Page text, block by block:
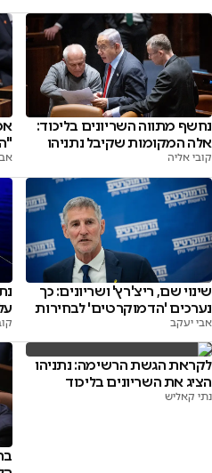
נחשף מתווה השריונים בליכוד:
אלה המקומות שקיבל נתניהו
קובי אליה
שינוי שם, ריצ'רץ' ושריונים: כך
נערכים 'הדמוקרטים' לבחירות
אבי יעקב
לקראת הגשת הרשימה: נתניהו
הציג את השריונים בליכוד
נתי קאליש